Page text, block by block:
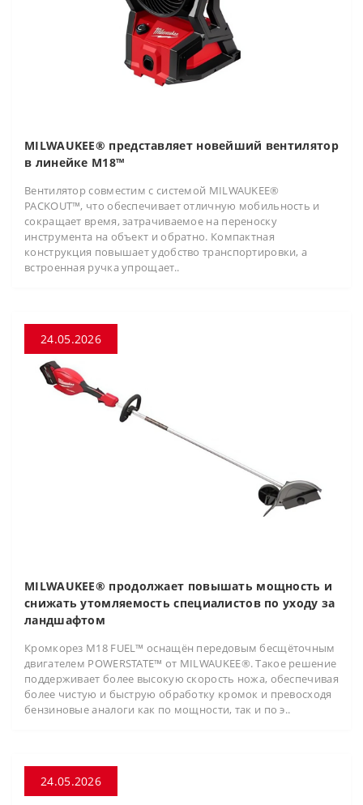
MILWAUKEE® представляет новейший вентилятор
в линейке M18™
Вентилятор совместим с системой MILWAUKEE®
PACKOUT™, что обеспечивает отличную мобильность и
сокращает время, затрачиваемое на переноску
инструмента на объект и обратно. Компактная
конструкция повышает удобство транспортировки, а
встроенная ручка упрощает..
24.05.2026
MILWAUKEE® продолжает повышать мощность и
снижать утомляемость специалистов по уходу за
ландшафтом
Кромкорез M18 FUEL™ оснащён передовым бесщёточным
двигателем POWERSTATE™ от MILWAUKEE®. Такое решение
поддерживает более высокую скорость ножа, обеспечивая
более чистую и быструю обработку кромок и превосходя
бензиновые аналоги как по мощности, так и по э..
24.05.2026